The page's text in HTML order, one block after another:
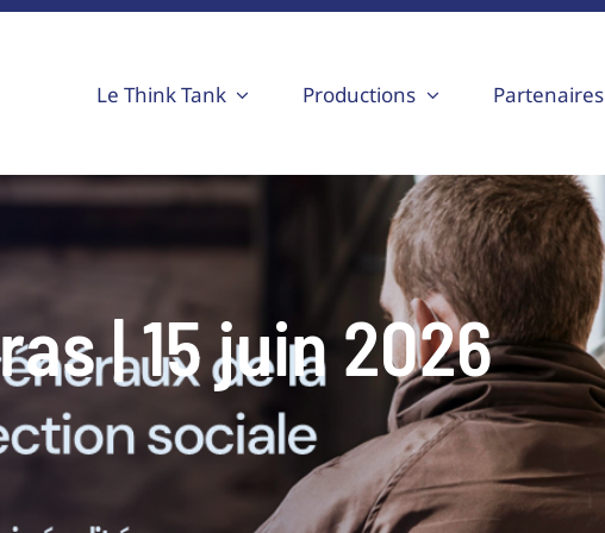
Le Think Tank Productions Partenaires
| 15 juin 2026